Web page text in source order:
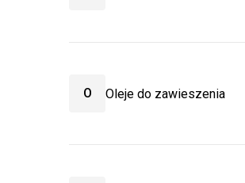
O Oleje do zawieszenia